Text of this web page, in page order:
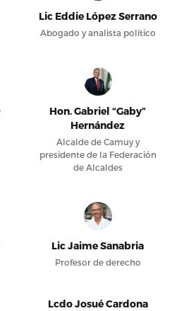
Lic Eddie López Serrano
Abogado y analista político
Hon. Gabriel “Gaby”
Hernández
Alcalde de Camuy y
presidente de la Federación
de Alcaldes
Lic Jaime Sanabria
Profesor de derecho
Lcdo Josué Cardona